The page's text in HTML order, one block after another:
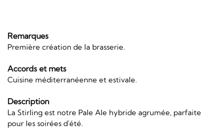
Remarques
Première création de la brasserie.
Accords et mets
Cuisine méditerranéenne et estivale.
Description
La Stirling est notre Pale Ale hybride agrumée, parfaite
pour les soirées d'été.